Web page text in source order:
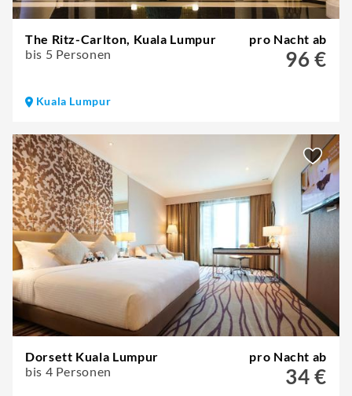
The Ritz-Carlton, Kuala Lumpur
bis 5 Personen
pro Nacht ab
96 €
Kuala Lumpur
Dorsett Kuala Lumpur
bis 4 Personen
pro Nacht ab
34 €